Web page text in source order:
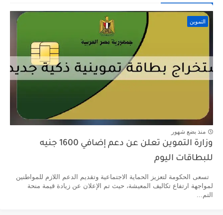
التموين
منذ بضع شهور
وزارة التموين تعلن عن دعم إضافي 1600 جنيه
للبطاقات اليوم
تسعى الحكومة لتعزيز الحماية الاجتماعية وتقديم الدعم اللازم للمواطنين
لمواجهة ارتفاع تكاليف المعيشة، حيث تم الإعلان عن زيادة قيمة منحة
التم...